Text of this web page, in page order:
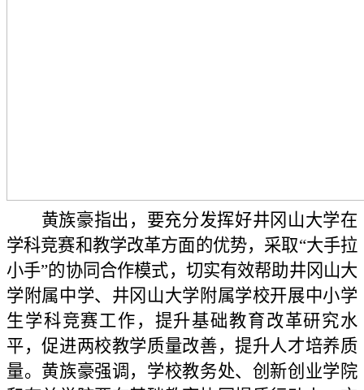
黄族豪指出，要充分发挥好井冈山大学在
学科竞赛和教学改革方面的优势，采取“大手拉
小手”的协同合作模式，切实有效帮助井冈山大
学附属中学、井冈山大学附属学校开展中小学
生学科竞赛工作，提升基础教育改革研究水
平，促进两校教学质量改善，提升人才培养质
量。黄族豪强调，学校教务处、创新创业学院